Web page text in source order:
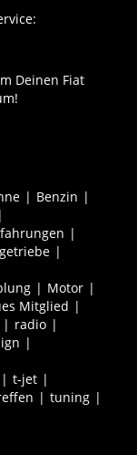
Deinen Fiat
Benzin
getriebe
Motor
Mitglied
radio
t-jet
tuning